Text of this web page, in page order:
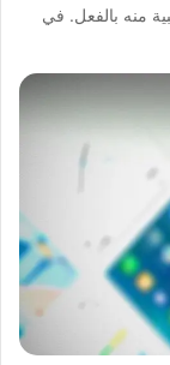
منه بالفعل. في